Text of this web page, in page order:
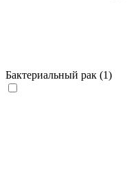
Бактериальный рак (1)